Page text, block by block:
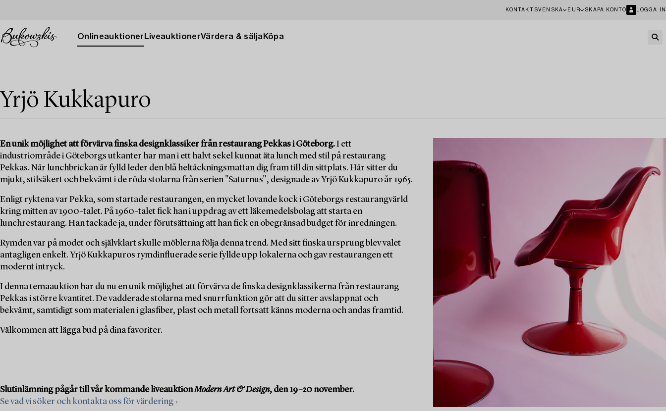
KONTAKT SVENSKA EUR SKAPA KONTO LOGGA IN
Onlineauktioner LiveauktionerVärdera & sälja Köpa
Yrjö Kukkapuro
En unik möjlighet att förvärva finska designklassiker från restaurang Pekkas i Göteborg.I ett
industriområde i Göteborgs utkanter har man i ett halvt sekel kunnat äta lunch med stil på restaurang
Pekkas. När lunchbrickan är fylld leder den blå heltäckningsmattan dig fram till din sittplats. Här sitter du
mjukt, stilsäkert och bekvämt i de röda stolarna från serien "Saturnus", designade av Yrjö Kukkapuro år 1965.
Enligt ryktena var Pekka, som startade restaurangen, en mycket lovande kock i Göteborgs restaurangvärld
kring mitten av 1900-talet. På 1960-talet fick han i uppdrag av ett läkemedelsbolag att starta en
lunchrestaurang. Han tackade ja, under förutsättning att han fick en obegränsad budget för inredningen.
Rymden var på modet och självklart skulle möblerna följa denna trend. Med sitt finska ursprung blev valet
antagligen enkelt. Yrjö Kukkapuros rymdinfluerade serie fyllde upp lokalerna och gav restaurangen ett
modernt intryck.
I denna temaauktion har du nu en unik möjlighet att förvärva de finska designklassikerna från restaurang
Pekkas i större kvantitet. De vadderade stolarna med snurrfunktion gör att du sitter avslappnat och
bekvämt, samtidigt som materialen i glasfiber, plast och metall fortsatt känns moderna och andas framtid.
Välkommen att lägga bud på dina favoriter.
Slutinlämning pågår till vår kommande liveauktionModern Art & Design, den 19–20 november.
Se vad vi söker och kontakta oss för värdering ›